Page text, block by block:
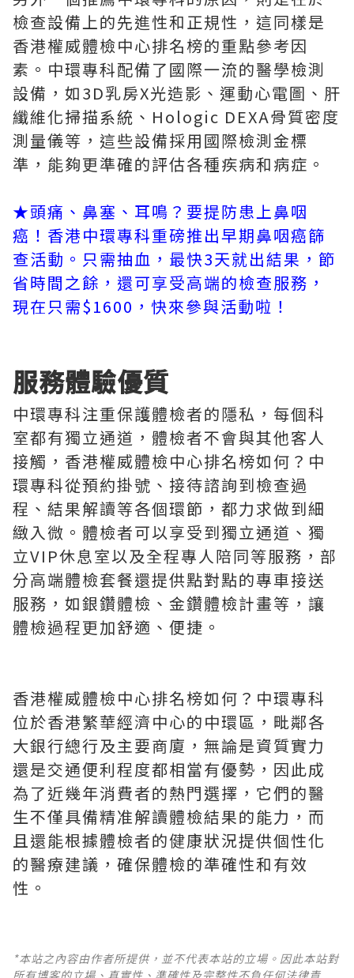
檢查設備上的先進性和正規性，這同樣是
香港權威體檢中心排名榜的重點參考因
素。中環專科配備了國際一流的醫學檢測
設備，如3D乳房X光造影、運動心電圖、肝
纖維化掃描系統、Hologic DEXA骨質密度
測量儀等，這些設備採用國際檢測金標
準，能夠更準確的評估各種疾病和病症。
★頭痛、鼻塞、耳鳴？要提防患上鼻咽
癌！香港中環專科重磅推出早期鼻咽癌篩
查活動。只需抽血，最快3天就出結果，節
省時間之餘，還可享受高端的檢查服務，
現在只需$1600，快來參與活動啦！
服務體驗優質
中環專科注重保護體檢者的隱私，每個科
室都有獨立通道，體檢者不會與其他客人
接觸，香港權威體檢中心排名榜如何？中
環專科從預約掛號、接待諮詢到檢查過
程、結果解讀等各個環節，都力求做到細
緻入微。體檢者可以享受到獨立通道、獨
立VIP休息室以及全程專人陪同等服務，部
分高端體檢套餐還提供點對點的專車接送
服務，如銀鑽體檢、金鑽體檢計畫等，讓
體檢過程更加舒適、便捷。
香港權威體檢中心排名榜如何？中環專科
位於香港繁華經濟中心的中環區，毗鄰各
大銀行總行及主要商廈，無論是資質實力
還是交通便利程度都相當有優勢，因此成
為了近幾年消費者的熱門選擇，它們的醫
生不僅具備精准解讀體檢結果的能力，而
且還能根據體檢者的健康狀況提供個性化
的醫療建議，確保體檢的準確性和有效
性。
*本站之內容由作者所提供，並不代表本站的立場。因此本站對
所有博客的立場、真實性、準確性及完整性不負任何法律責